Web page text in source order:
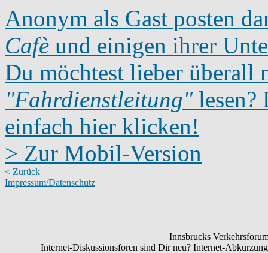
Anonym als Gast posten
Cafè und einigen ihrer
Du möchtest lieber überall
"Fahrdienstleitung"lesen?
einfach hier klicken!
> Zur Mobil-Version
< Zurück
Impressum/Datenschutz
Innsbrucks
Internet-Diskussionsforen sind Dir neu? Internet-